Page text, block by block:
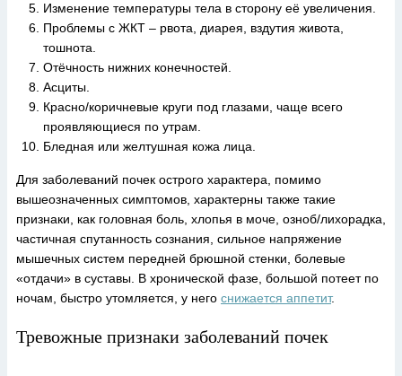
Изменение температуры тела в сторону её увеличения.
Проблемы с ЖКТ – рвота, диарея, вздутия живота,
тошнота.
Отёчность нижних конечностей.
Асциты.
Красно/коричневые круги под глазами, чаще всего
проявляющиеся по утрам.
Бледная или желтушная кожа лица.
Для заболеваний почек острого характера, помимо
вышеозначенных симптомов, характерны также такие
признаки, как головная боль, хлопья в моче, озноб/лихорадка,
частичная спутанность сознания, сильное напряжение
мышечных систем передней брюшной стенки, болевые
«отдачи» в суставы. В хронической фазе, большой потеет по
ночам, быстро утомляется, у него снижается аппетит.
Тревожные признаки заболеваний почек